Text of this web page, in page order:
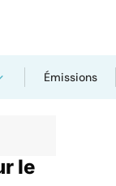
Émissions
le